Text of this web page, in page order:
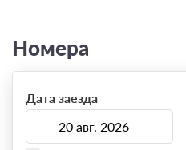
Номера
Дата заезда